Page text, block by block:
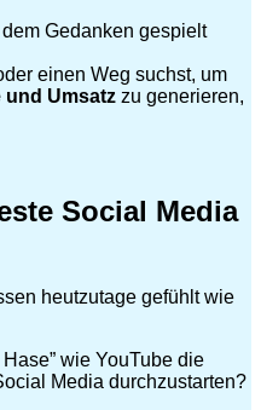
Gedanken gespielt
einen Weg suchst, um
und Umsatz zu generieren,
Social Media
heutzutage gefühlt wie
wie YouTube die
Media durchzustarten?